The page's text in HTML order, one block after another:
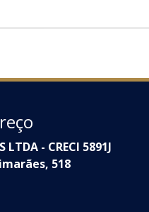
LTDA - CRECI 5891J
518